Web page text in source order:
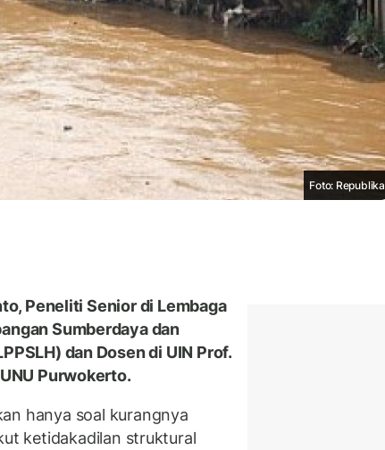
Foto: Republika
Peneliti Senior di Lembaga
Sumberdaya dan
dan Dosen di UIN Prof.
Purwokerto.
hanya soal kurangnya
ketidakadilan struktural